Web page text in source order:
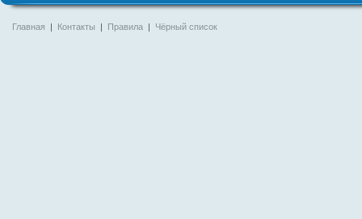
Главная | Контакты | Правила | Чёрный список